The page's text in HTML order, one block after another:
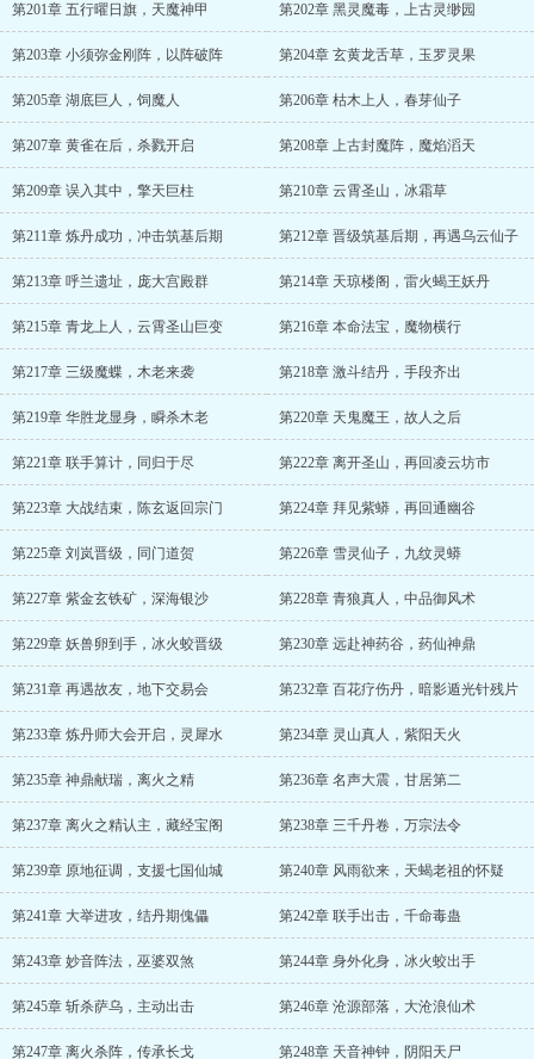
第201章 五行曜日旗，天魔神甲 第202章 黑灵魔毒，上古灵缈园
第203章 小须弥金刚阵，以阵破阵 第204章 玄黄龙舌草，玉罗灵果
第205章 湖底巨人，饲魔人 第206章 枯木上人，春芽仙子
第207章 黄雀在后，杀戮开启 第208章 上古封魔阵，魔焰滔天
第209章 误入其中，擎天巨柱 第210章 云霄圣山，冰霜草
第211章 炼丹成功，冲击筑基后期 第212章 晋级筑基后期，再遇乌云仙子
第213章 呼兰遗址，庞大宫殿群 第214章 天琼楼阁，雷火蝎王妖丹
第215章 青龙上人，云霄圣山巨变 第216章 本命法宝，魔物横行
第217章 三级魔蝶，木老来袭 第218章 激斗结丹，手段齐出
第219章 华胜龙显身，瞬杀木老 第220章 天鬼魔王，故人之后
第221章 联手算计，同归于尽 第222章 离开圣山，再回凌云坊市
第223章 大战结束，陈玄返回宗门 第224章 拜见紫蟒，再回通幽谷
第225章 刘岚晋级，同门道贺 第226章 雪灵仙子，九纹灵蟒
第227章 紫金玄铁矿，深海银沙 第228章 青狼真人，中品御风术
第229章 妖兽卵到手，冰火蛟晋级 第230章 远赴神药谷，药仙神鼎
第231章 再遇故友，地下交易会 第232章 百花疗伤丹，暗影遁光针残片
第233章 炼丹师大会开启，灵犀水 第234章 灵山真人，紫阳天火
第235章 神鼎献瑞，离火之精 第236章 名声大震，甘居第二
第237章 离火之精认主，藏经宝阁 第238章 三千丹卷，万宗法令
第239章 原地征调，支援七国仙城 第240章 风雨欲来，天蝎老祖的怀疑
第241章 大举进攻，结丹期傀儡 第242章 联手出击，千命毒蛊
第243章 妙音阵法，巫婆双煞 第244章 身外化身，冰火蛟出手
第245章 斩杀萨乌，主动出击 第246章 沧源部落，大沧浪仙术
第247章 离火杀阵，传承长戈 第248章 天音神钟，阴阳天尸